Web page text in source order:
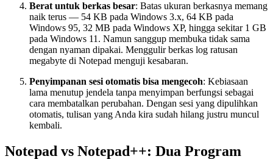
Berat untuk berkas besar: Batas ukuran berkasnya memang
naik terus — 54 KB pada Windows 3.x, 64 KB pada
Windows 95, 32 MB pada Windows XP, hingga sekitar 1 GB
pada Windows 11. Namun sanggup membuka tidak sama
dengan nyaman dipakai. Menggulir berkas log ratusan
megabyte di Notepad menguji kesabaran.
Penyimpanan sesi otomatis bisa mengecoh: Kebiasaan
lama menutup jendela tanpa menyimpan berfungsi sebagai
cara membatalkan perubahan. Dengan sesi yang dipulihkan
otomatis, tulisan yang Anda kira sudah hilang justru muncul
kembali.
Notepad vs Notepad++: Dua Program